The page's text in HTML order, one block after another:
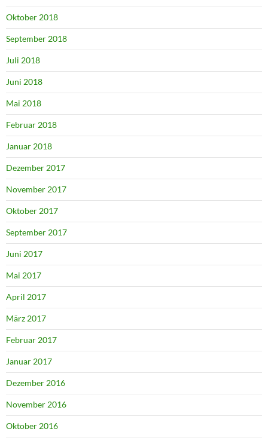
Oktober 2018
September 2018
Juli 2018
Juni 2018
Mai 2018
Februar 2018
Januar 2018
Dezember 2017
November 2017
Oktober 2017
September 2017
Juni 2017
Mai 2017
April 2017
März 2017
Februar 2017
Januar 2017
Dezember 2016
November 2016
Oktober 2016